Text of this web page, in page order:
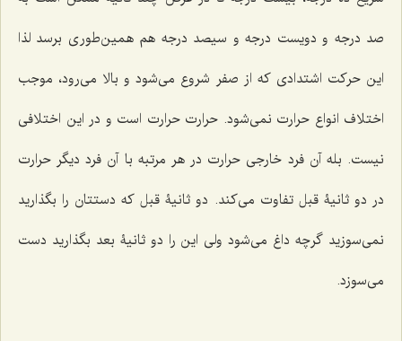
صد درجه و دویست درجه و سیصد درجه هم همین‌طورى برسد لذا
این حرکت اشتدادى که از صفر شروع مى‌شود و بالا مى‌رود، موجب
اختلاف انواع حرارت نمى‌شود. حرارت حرارت است و در این اختلافى
نیست. بله آن فرد خارجى حرارت در هر مرتبه با آن فرد دیگر حرارت
در دو ثانیۀ قبل تفاوت مى‌کند. دو ثانیۀ قبل که دستتان را بگذارید
نمى‌سوزید گرچه داغ مى‌شود ولى این را دو ثانیۀ بعد بگذارید دست
مى‌سوزد.